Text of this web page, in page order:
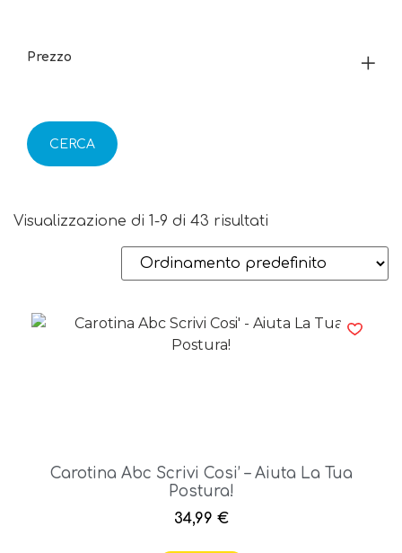
Prezzo
CERCA
Visualizzazione di 1-9 di 43 risultati
Carotina Abc Scrivi Cosi’ – Aiuta La Tua
Postura!
34,99 €